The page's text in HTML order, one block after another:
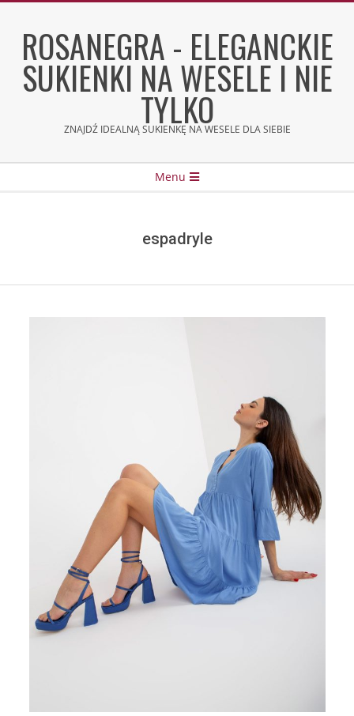
contentROSANEGRA - ELEGANCKIE
SUKIENKI NA WESELE I NIE
TYLKO
ZNAJDŹ IDEALNĄ SUKIENKĘ NA WESELE DLA SIEBIE
Menu
espadryle